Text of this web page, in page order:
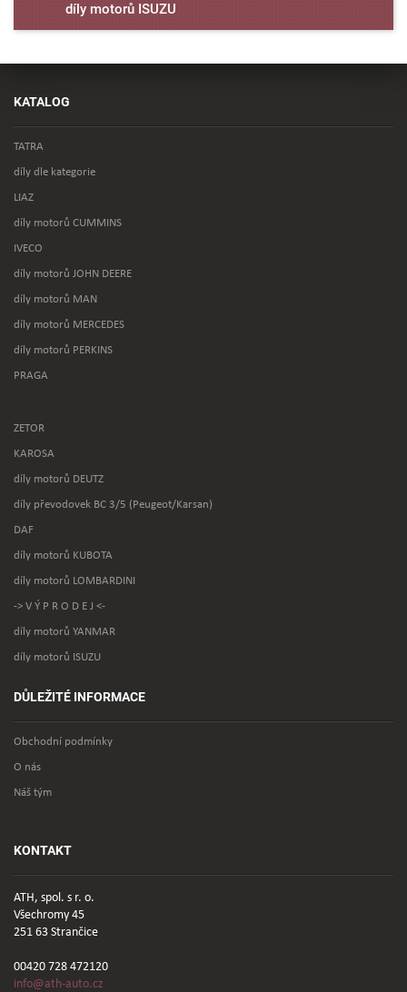
díly motorů ISUZU
KATALOG
TATRA
díly dle kategorie
LIAZ
díly motorů CUMMINS
IVECO
díly motorů JOHN DEERE
díly motorů MAN
díly motorů MERCEDES
díly motorů PERKINS
PRAGA
ZETOR
KAROSA
díly motorů DEUTZ
díly převodovek BC 3/5 (Peugeot/Karsan)
DAF
díly motorů KUBOTA
díly motorů LOMBARDINI
-> V Ý P R O D E J <-
díly motorů YANMAR
díly motorů ISUZU
DŮLEŽITÉ INFORMACE
Obchodní podmínky
O nás
Náš tým
KONTAKT
ATH, spol. s r. o.
Všechromy 45
251 63 Strančice
00420 728 472120
info@ath-auto.cz